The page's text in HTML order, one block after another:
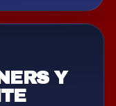
Y